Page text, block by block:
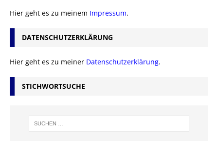
Hier geht es zu meinem Impressum.
DATENSCHUTZERKLÄRUNG
Hier geht es zu meiner Datenschutzerklärung.
STICHWORTSUCHE